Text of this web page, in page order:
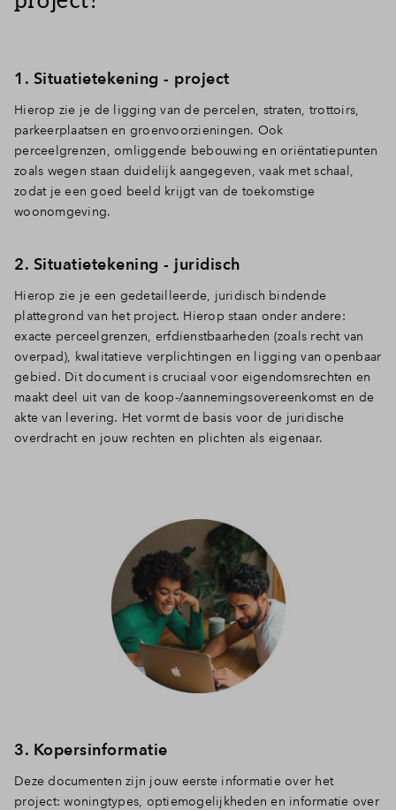
1. Situatietekening - project
Hierop zie je de ligging van de percelen, straten, trottoirs,
parkeerplaatsen en groenvoorzieningen. Ook
perceelgrenzen, omliggende bebouwing en oriëntatiepunten
zoals wegen staan duidelijk aangegeven, vaak met schaal,
zodat je een goed beeld krijgt van de toekomstige
woonomgeving.
2. Situatietekening - juridisch
Hierop zie je een gedetailleerde, juridisch bindende
plattegrond van het project. Hierop staan onder andere:
exacte perceelgrenzen, erfdienstbaarheden (zoals recht van
overpad), kwalitatieve verplichtingen en ligging van openbaar
gebied. Dit document is cruciaal voor eigendomsrechten en
maakt deel uit van de koop-/aannemingsovereenkomst en de
akte van levering. Het vormt de basis voor de juridische
overdracht en jouw rechten en plichten als eigenaar.
3. Kopersinformatie
Deze documenten zijn jouw eerste informatie over het
project: woningtypes, optiemogelijkheden en informatie over